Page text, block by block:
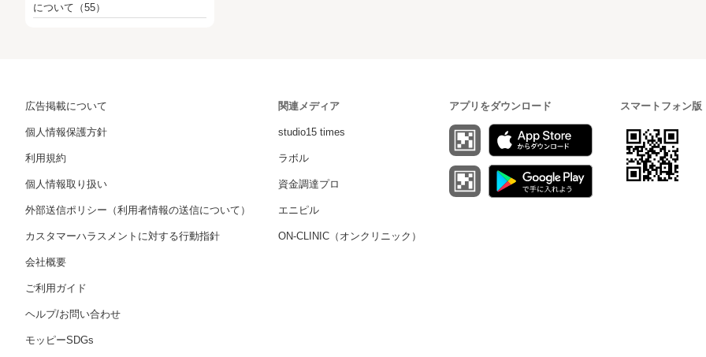
について （55）
広告掲載について
個人情報保護方針
利用規約
個人情報取り扱い
外部送信ポリシー（利用者情報の送信について）
カスタマーハラスメントに対する行動指針
会社概要
ご利用ガイド
ヘルプ/お問い合わせ
モッピーSDGs
関連メディア
studio15 times
ラボル
資金調達プロ
エニピル
ON-CLINIC（オンクリニック）
アプリをダウンロード スマートフォン版